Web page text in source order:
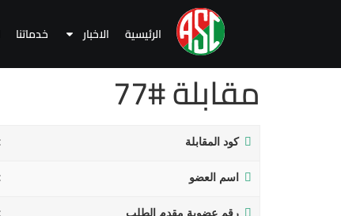
الرئيسية الاخبار خدماتنا
مقابلة #77
كود المقابلة
اسم العضو
رقم عضوية مقدم الطلب